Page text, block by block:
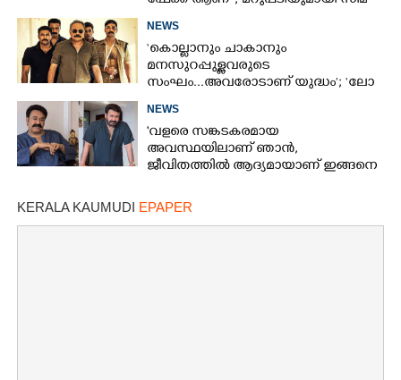
NEWS
‘കൊല്ലാനും ചാകാനും
മനസുറപ്പുള്ളവരുടെ
സംഘം...അവരോടാണ് യുദ്ധം’; ‘ലോ
NEWS
'വളരെ സങ്കടകരമായ
അവസ്ഥയിലാണ് ഞാൻ,
ജീവിതത്തിൽ ആദ്യമായാണ് ഇങ്ങനെ
മോഹൻലാൽ
KERALA KAUMUDI EPAPER